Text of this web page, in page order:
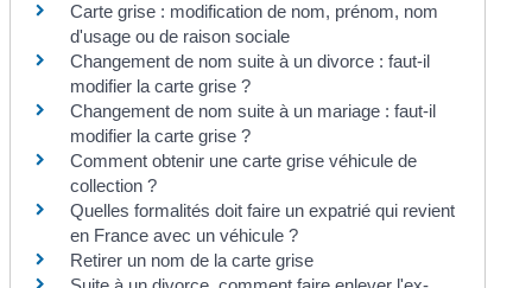
Carte grise : modification de nom, prénom, nom
d'usage ou de raison sociale
Changement de nom suite à un divorce : faut-il
modifier la carte grise ?
Changement de nom suite à un mariage : faut-il
modifier la carte grise ?
Comment obtenir une carte grise véhicule de
collection ?
Quelles formalités doit faire un expatrié qui revient
en France avec un véhicule ?
Retirer un nom de la carte grise